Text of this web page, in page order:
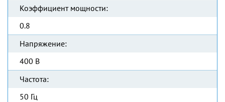
Коэффициент мощности:
0.8
Напряжение:
400 В
Частота:
50 Гц